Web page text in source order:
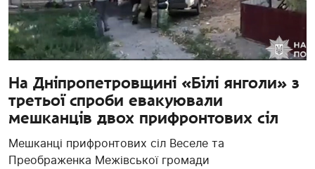
На Дніпропетровщині «Білі янголи» з
третьої спроби евакуювали
мешканців двох прифронтових сіл
Мешканці прифронтових сіл Веселе та
Преображенка Межівської громади